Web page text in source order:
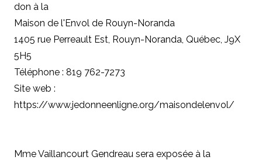
don à la
Maison de l'Envol de Rouyn-Noranda
1405 rue Perreault Est, Rouyn-Noranda, Québec, J9X
5H5
Téléphone : 819 762-7273
Site web :
https://www.jedonneenligne.org/maisondelenvol/
Mme Vaillancourt Gendreau sera exposée à la